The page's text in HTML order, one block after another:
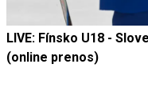
LIVE: Fínsko U18 -
(online prenos)